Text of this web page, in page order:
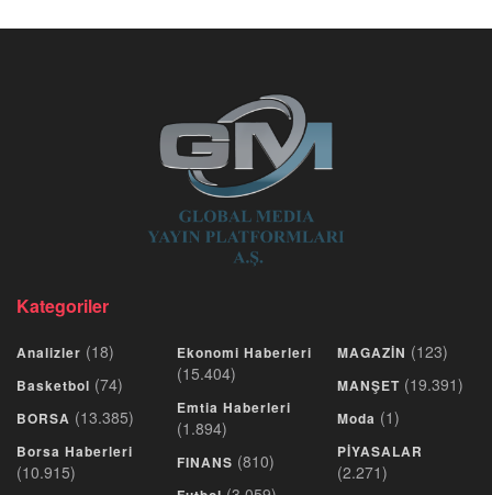
Kategoriler
Analizler (18)
Basketbol (74)
BORSA (13.385)
Borsa Haberleri
(10.915)
Ekonomi Haberleri
(15.404)
Emtia Haberleri
(1.894)
FINANS (810)
MAGAZİN (123)
MANŞET (19.391)
Moda (1)
PİYASALAR
(2.271)